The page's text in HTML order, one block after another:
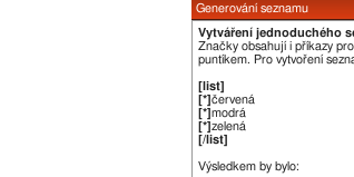
Generování seznamu
Vytváření jednoduchého
Značky obsahují i příkazy
puntíkem. Pro vytvoření
[list]
[*]červená
[*]modrá
[*]zelená
[/list]
Výsledkem by bylo: